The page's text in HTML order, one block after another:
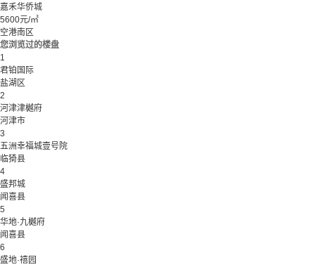
嘉禾华侨城
5600元/㎡
空港南区
您浏览过的楼盘
1
君铂国际
盐湖区
2
河津津樾府
河津市
3
五洲幸福城壹号院
临猗县
4
盛邦城
闻喜县
5
华地·九樾府
闻喜县
6
盛地·禧园